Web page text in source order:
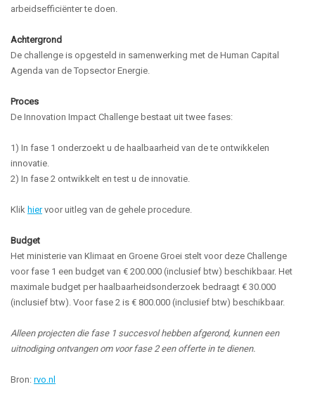
arbeidsefficiënter te doen.
Achtergrond
De challenge is opgesteld in samenwerking met de Human Capital
Agenda van de Topsector Energie.
Proces
De Innovation Impact Challenge bestaat uit twee fases:
1) In fase 1 onderzoekt u de haalbaarheid van de te ontwikkelen
innovatie.
2) In fase 2 ontwikkelt en test u de innovatie.
Klik hiervoor uitleg van de gehele procedure.
Budget
Het ministerie van Klimaat en Groene Groei stelt voor deze Challenge
voor fase 1 een budget van € 200.000 (inclusief btw) beschikbaar. Het
maximale budget per haalbaarheidsonderzoek bedraagt € 30.000
(inclusief btw). Voor fase 2 is € 800.000 (inclusief btw) beschikbaar.
Alleen projecten die fase 1 succesvol hebben afgerond, kunnen een
uitnodiging ontvangen om voor fase 2 een offerte in te dienen.
Bron: rvo.nl